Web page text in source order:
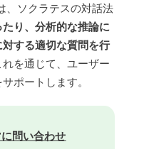
ソクラテスの対話法
り、分析的な推論に
する適切な質問を行
を通じて、ユーザー
ポートします。
問い合わせ